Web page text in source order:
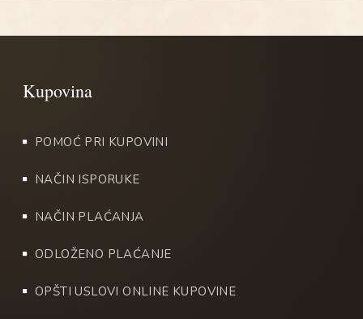
POMOĆ PRI KUPOVINI
NAČIN ISPORUKE
NAČIN PLAĆANJA
ODLOŽENO PLAĆANJE
OPŠTI USLOVI ONLINE KUPOVINE